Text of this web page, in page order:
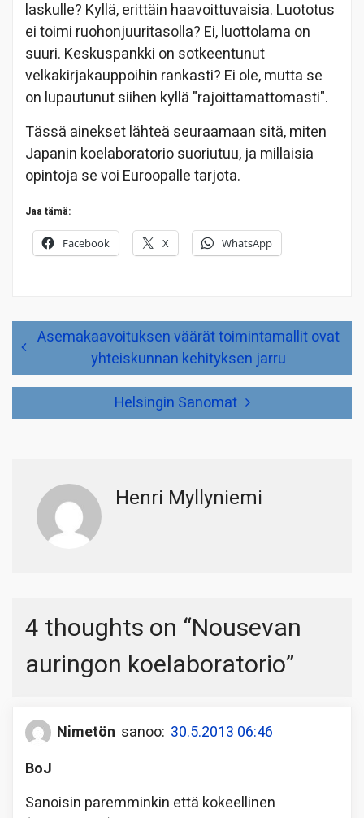
laskulle? Kyllä, erittäin haavoittuvaisia. Luototus
ei toimi ruohonjuuritasolla? Ei, luottolama on
suuri. Keskuspankki on sotkeentunut
velkakirjakauppoihin rankasti? Ei ole, mutta se
on lupautunut siihen kyllä "rajoittamattomasti".
Tässä ainekset lähteä seuraamaan sitä, miten
Japanin koelaboratorio suoriutuu, ja millaisia
opintoja se voi Euroopalle tarjota.
Jaa tämä:
Facebook X WhatsApp
Artikkelien
selausAsemakaavoituksen väärät toimintamallit ovat
yhteiskunnan kehityksen jarru
Helsingin Sanomat
Henri Myllyniemi
4 thoughts on “Nousevan
auringon koelaboratorio”
Nimetön sanoo: 30.5.2013 06:46
BoJ
Sanoisin paremminkin että kokeellinen